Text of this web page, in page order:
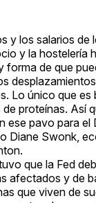
y los salarios de
y la hostelería
forma de que
Lo único que es
proteínas. Así
ese pavo para el
Diane Swonk,
que la Fed
afectados y de
que viven de